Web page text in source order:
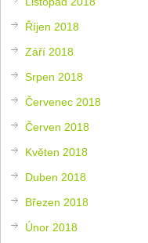
Říjen 2018
Září 2018
Srpen 2018
Červenec 2018
Červen 2018
Květen 2018
Duben 2018
Březen 2018
Únor 2018